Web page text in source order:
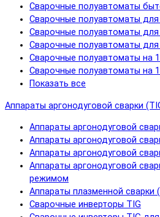
Сварочные полуавтоматы
Сварочные полуавтоматы для
Сварочные полуавтоматы
Сварочные полуавтоматы
Сварочные полуавтоматы на
Сварочные полуавтоматы на
Показать все
Аппараты аргонодуговой сварки
Аппараты аргонодуговой
Аппараты аргонодуговой
Аппараты аргонодуговой
Аппараты аргонодуговой
режимом
Аппараты плазменной сварки
Сварочные инверторы TIG